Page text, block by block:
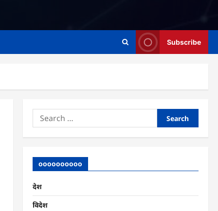
Subscribe
Search
for:
oooooooooo
देश
विदेश